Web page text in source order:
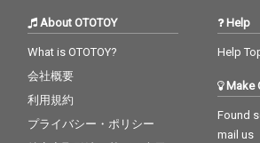
About OTOTOY
What is OTOTOY?
会社概要
利用規約
プライバシー・ポリシー
Help
Help
Make
Found
mail us